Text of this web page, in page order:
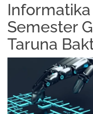
Semester
Taruna